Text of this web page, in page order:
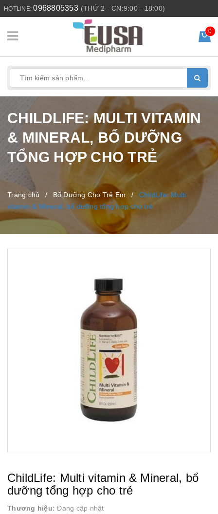
HOTLINE:0968805353 (THỨ 2 - CN:9:00 - 18:00)
0
CHILDLIFE: MULTI VITAMIN
& MINERAL, BỔ DƯỠNG
TỔNG HỢP CHO TRẺ
Trang chủ / Bổ Dưỡng Cho Trẻ Em /
ChildLife: Multi
vitamin & Mineral, bổ dưỡng tổng hợp cho trẻ
ChildLife: Multi vitamin & Mineral, bổ
dưỡng tổng hợp cho trẻ
Thương hiệu: Đang cập nhật